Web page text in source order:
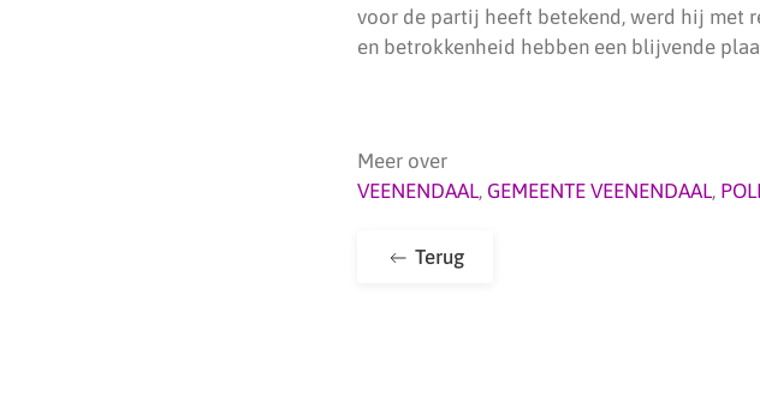
voor de partij heeft betekend, werd hij met
en betrokkenheid hebben een blijvende
Meer over
VEENENDAAL, GEMEENTE VEENENDAAL,
Terug